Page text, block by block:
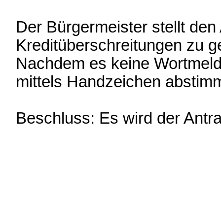
Der Bürgermeister stellt
Kreditüberschreitungen zu
Nachdem es keine
mittels Handzeichen
Beschluss: Es wird der